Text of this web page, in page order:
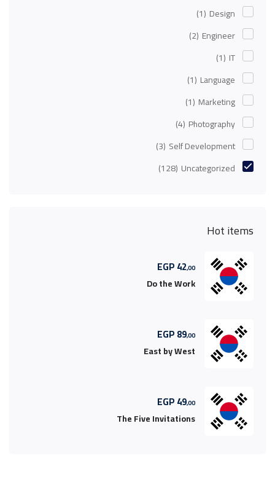
Design
(1)
Engineer
(2)
IT
(1)
Language
(1)
Marketing
(1)
Photography
(4)
Self Development
(3)
Uncategorized
(128)
Hot items
42,00
EGP
Do the Work
89,00
EGP
East by West
49,00
EGP
The Five Invitations